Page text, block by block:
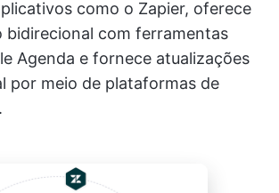
como o Zapier, oferece
bidirecional com ferramentas
Agenda e fornece atualizações
por meio de plataformas de